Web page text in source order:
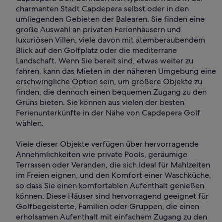
charmanten Stadt Capdepera selbst oder in den
umliegenden Gebieten der Balearen. Sie finden eine
große Auswahl an privaten Ferienhäusern und
luxuriösen Villen, viele davon mit atemberaubendem
Blick auf den Golfplatz oder die mediterrane
Landschaft. Wenn Sie bereit sind, etwas weiter zu
fahren, kann das Mieten in der näheren Umgebung eine
erschwingliche Option sein, um größere Objekte zu
finden, die dennoch einen bequemen Zugang zu den
Grüns bieten. Sie können aus vielen der besten
Ferienunterkünfte in der Nähe von Capdepera Golf
wählen.
Viele dieser Objekte verfügen über hervorragende
Annehmlichkeiten wie private Pools, geräumige
Terrassen oder Veranden, die sich ideal für Mahlzeiten
im Freien eignen, und den Komfort einer Waschküche,
so dass Sie einen komfortablen Aufenthalt genießen
können. Diese Häuser sind hervorragend geeignet für
Golfbegeisterte, Familien oder Gruppen, die einen
erholsamen Aufenthalt mit einfachem Zugang zu den